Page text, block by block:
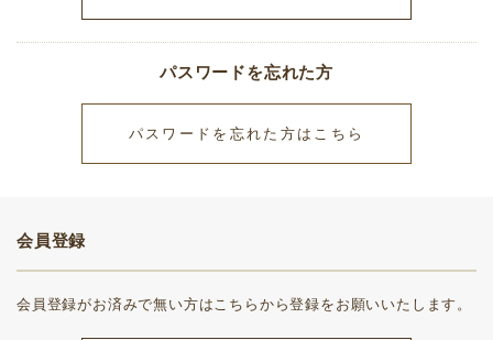
パスワードを忘れた方
パスワードを忘れた方はこちら
会員登録
会員登録がお済みで無い方はこちらから登録をお願いいたします。